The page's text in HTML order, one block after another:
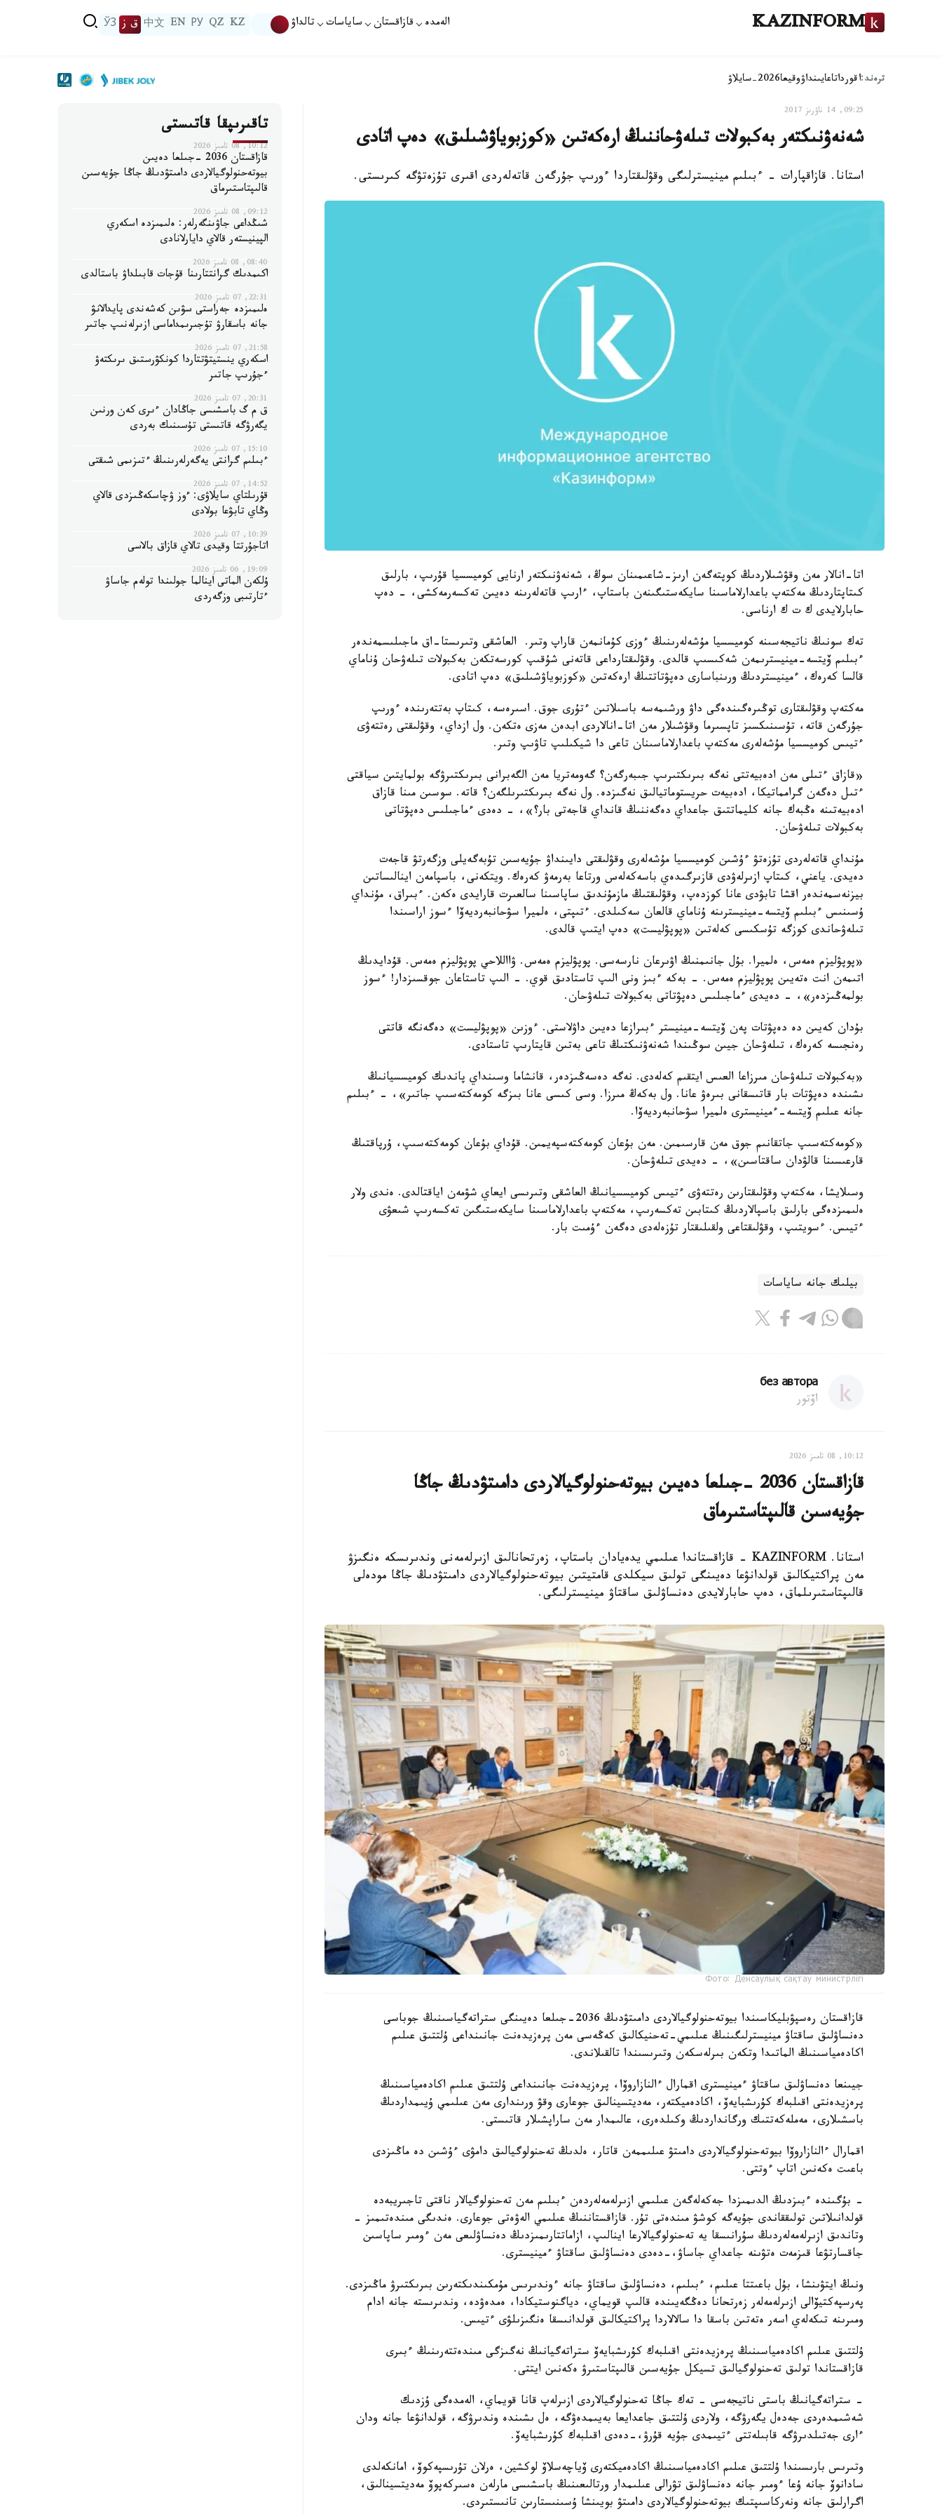
KAZINFORM الەمدە قازاقستان ساياسات تالداۋ KZ
QZ
РУ
EN
中文 ق ز ЎЗ
ترەند:اقورداتاعايىنداۋوقيعا2026-سايلاۋ
09:25, 14 ناۋرىز 2017
شەنەۋنىكتەر بەكبولات تىلەۋحاننىڭ ارەكەتىن «كوزبوياۋشىلىق» دەپ اتادى
استانا. قازاقپارات - ءبىلىم مينيسترلىگى وقۋلىقتاردا ءورىپ جۇرگەن قاتەلەردى اقىرى تۇزەتۋگە كىرىستى.
اتا-انالار مەن وقۋشىلاردىڭ كوپتەگەن ارىز-شاعىمىنان سوڭ، شەنەۋنىكتەر ارنايى كوميسسيا قۇرىپ، بارلىق
كىتاپتاردىڭ مەكتەپ باعدارلاماسىنا سايكەستىگىنەن باستاپ، ءارىپ قاتەلەرىنە دەيىن تەكسەرمەكشى، - دەپ
حابارلايدى ك ت ك ارناسى.
تەك سونىڭ ناتيجەسىنە كوميسسيا مۇشەلەرىنىڭ ءوزى كۇمانمەن قاراپ وتىر. العاشقى وتىرىستا-اق ماجىلىسمەندەر
ءبىلىم ۆيتسە-مينيسترىمەن شەكىسىپ قالدى. وقۋلىقتارداعى قاتەنى شۇقىپ كورسەتكەن بەكبولات تىلەۋحان ۇناماي
قالسا كەرەك، ءمينيستردىڭ ورىنباسارى دەپۋتاتتىڭ ارەكەتىن «كوزبوياۋشىلىق» دەپ اتادى.
مەكتەپ وقۋلىقتارى توڭىرەگىندەگى داۋ ورشىمەسە باسىلاتىن ءتۇرى جوق. اسىرەسە، كىتاپ بەتتەرىندە ءورىپ
جۇرگەن قاتە، تۇسىنىكسىز تاپسىرما وقۋشىلار مەن اتا-انالاردى ابدەن مەزى ەتكەن. ول ازداي، وقۋلىقتى رەتتەۋى
ءتيىس كوميسسيا مۇشەلەرى مەكتەپ باعدارلاماسىنان تاعى دا شيكىلىپ تاۋىپ وتىر.
«قازاق ءتىلى مەن ادەبيەتتى نەگە بىرىكتىرىپ جىبەرگەن؟ گەومەتريا مەن الگەبرانى بىرىكتىرۋگە بولمايتىن سياقتى
ءتىل دەگەن گرامماتيكا، ادەبيەت حريستوماتيالىق نەگىزدە. ول نەگە بىرىكتىرىلگەن؟ قاتە. سوسىن مىنا قازاق
ادەبيەتىنە ەڭبەك جانە كليماتتىق جاعداي دەگەننىڭ قانداي قاجەتى بار؟»، - دەدى ءماجىلىس دەپۋتاتى
بەكبولات تىلەۋحان.
مۇنداي قاتەلەردى تۇزەتۋ ءۇشىن كوميسسيا مۇشەلەرى وقۋلىقتى دايىنداۋ جۇيەسىن تۇبەگەيلى وزگەرتۋ قاجەت
دەيدى. ياعني، كىتاپ ازىرلەۋدى قازىرگىدەي باسەكەلەس ورتاعا بەرمەۋ كەرەك. ويتكەنى، باسپامەن اينالىساتىن
بيزنەسمەندەر اقشا تابۋدى عانا كوزدەپ، وقۋلىقتىڭ مازمۇندىق ساپاسىنا سالعىرت قارايدى ەكەن. ءبىراق، مۇنداي
ۇسىنىس ءبىلىم ۆيتسە-مينيسترىنە ۇناماي قالعان سەكىلدى. ءتىپتى، ەلميرا سۋحانبەرديەۆا ءسوز اراسىندا
تىلەۋحاندى كوزگە تۇسكىسى كەلەتىن «پوپۋليست» دەپ ايتىپ قالدى.
«پوپۋليزم ەمەس، ەلميرا. بۇل جانىمنىڭ اۋىرعان نارسەسى. پوپۋليزم ەمەس. ۋااللاحي پوپۋليزم ەمەس. قۇدايدىڭ
اتىمەن انت ەتەيىن پوپۋليزم ەمەس. - بەكە ءبىز ونى الىپ تاستادىق قوي. - الىپ تاستاعان جوقسىزدار! ءسوز
بولمەڭىزدەر»، - دەيدى ءماجىلىس دەپۋتاتى بەكبولات تىلەۋحان.
بۇدان كەيىن دە دەپۋتات پەن ۆيتسە-مينيستر ءبىرازعا دەيىن داۋلاستى. ءوزىن «پوپۋليست» دەگەنگە قاتتى
رەنجىسە كەرەك، تىلەۋحان جيىن سوڭىندا شەنەۋنىكتىڭ تاعى بەتىن قايتارىپ تاستادى.
«بەكبولات تىلەۋحان مىرزاعا العىس ايتقىم كەلەدى. نەگە دەسەڭىزدەر، قانشاما وسىنداي پاندىك كوميسسيانىڭ
ىشىندە دەپۋتات بار قاتىسقانى بىرەۋ عانا. ول بەكەڭ مىرزا. وسى كىسى عانا بىزگە كومەكتەسىپ جاتىر»، - ءبىلىم
جانە عىلىم ۆيتسە-ءمينيسترى ەلميرا سۋحانبەرديەۆا.
«كومەكتەسىپ جاتقانىم جوق مەن قارسىمىن. مەن بۇعان كومەكتەسپەيمىن. قۇداي بۇعان كومەكتەسىپ، ۇرپاقتىڭ
قارعىسىنا قالۋدان ساقتاسىن»، - دەيدى تىلەۋحان.
وسىلايشا، مەكتەپ وقۋلىقتارىن رەتتەۋى ءتيىس كوميسسيانىڭ العاشقى وتىرىسى ايعاي شۋمەن اياقتالدى. ەندى ولار
ەلىمىزدەگى بارلىق باسپالاردىڭ كىتابىن تەكسەرىپ، مەكتەپ باعدارلاماسىنا سايكەستىگىن تەكسەرىپ شىعۋى
ءتيىس. ءسويتىپ، وقۋلىقتاعى ولقىلىقتار تۇزەلەدى دەگەن ءۇمىت بار.
بيلىك جانە ساياسات
без автора
اۆتور
10:12, 08 تامىز 2026
قازاقستان 2036 -جىلعا دەيىن بيوتەحنولوگيالاردى دامىتۋدىڭ جاڭا
جۇيەسىن قالىپتاستىرماق
استانا. KAZINFORM - قازاقستاندا عىلىمي يدەيادان باستاپ، زەرتحانالىق ازىرلەمەنى وندىرىسكە ەنگىزۋ
مەن پراكتيكالىق قولدانۋعا دەيىنگى تولىق سيكلدى قامتيتىن بيوتەحنولوگيالاردى دامىتۋدىڭ جاڭا مودەلى
قالىپتاستىرىلماق، دەپ حابارلايدى دەنساۋلىق ساقتاۋ مينيسترلىگى.
Фото: Денсаулық сақтау министрлігі
قازاقستان رەسپۋبليكاسىندا بيوتەحنولوگيالاردى دامىتۋدىڭ 2036-جىلعا دەيىنگى ستراتەگياسىنىڭ جوباسى
دەنساۋلىق ساقتاۋ مينيسترلىگىنىڭ عىلىمي-تەحنيكالىق كەڭەسى مەن پرەزيدەنت جانىنداعى ۇلتتىق عىلىم
اكادەمياسىنىڭ الماتىدا وتكەن بىرلەسكەن وتىرىسىندا تالقىلاندى.
جيىنعا دەنساۋلىق ساقتاۋ ءمينيسترى اقمارال ءالنازاروۆا، پرەزيدەنت جانىنداعى ۇلتتىق عىلىم اكادەمياسىنىڭ
پرەزيدەنتى اقىلبەك كۇرىشبايەۆ، اكادەميكتەر، مەديتسينالىق جوعارى وقۋ ورىندارى مەن عىلىمي ۇيىمداردىڭ
باسشىلارى، مەملەكەتتىك ورگانداردىڭ وكىلدەرى، عالىمدار مەن ساراپشىلار قاتىستى.
اقمارال ءالنازاروۆا بيوتەحنولوگيالاردى دامىتۋ عىلىممەن قاتار، ەلدىڭ تەحنولوگيالىق دامۋى ءۇشىن دە ماڭىزدى
باعىت ەكەنىن اتاپ ءوتتى.
- بۇگىندە ءبىزدىڭ الدىمىزدا جەكەلەگەن عىلىمي ازىرلەمەلەردەن ءبىلىم مەن تەحنولوگيالار ناقتى تاجىريبەدە
قولدانىلاتىن تولىققاندى جۇيەگە كوشۋ مىندەتى تۇر. قازاقستاننىڭ عىلىمي الەۋەتى جوعارى. ەندىگى مىندەتىمىز -
وتاندىق ازىرلەمەلەردىڭ سۇرانىسقا يە تەحنولوگيالارعا اينالىپ، ازاماتتارىمىزدىڭ دەنساۋلىعى مەن ءومىر ساپاسىن
جاقسارتۋعا قىزمەت ەتۋىنە جاعداي جاساۋ،-دەدى دەنساۋلىق ساقتاۋ ءمينيسترى.
ونىڭ ايتۋىنشا، بۇل باعىتتا عىلىم، ءبىلىم، دەنساۋلىق ساقتاۋ جانە ءوندىرىس مۇمكىندىكتەرىن بىرىكتىرۋ ماڭىزدى.
پەرسپەكتيۆالى ازىرلەمەلەر زەرتحانا دەڭگەيىندە قالىپ قويماي، دياگنوستيكادا، ەمدەۋدە، وندىرىستە جانە ادام
ومىرىنە تىكەلەي اسەر ەتەتىن باسقا دا سالالاردا پراكتيكالىق قولدانىسقا ەنگىزىلۋى ءتيىس.
ۇلتتىق عىلىم اكادەمياسىنىڭ پرەزيدەنتى اقىلبەك كۇرىشبايەۆ ستراتەگيانىڭ نەگىزگى مىندەتتەرىنىڭ ءبىرى
قازاقستاندا تولىق تەحنولوگيالىق تسيكل جۇيەسىن قالىپتاستىرۋ ەكەنىن ايتتى.
- ستراتەگيانىڭ باستى ناتيجەسى - تەك جاڭا تەحنولوگيالاردى ازىرلەپ قانا قويماي، الەمدەگى ۇزدىك
شەشىمدەردى جەدەل يگەرۋگە، ولاردى ۇلتتىق جاعدايعا بەيىمدەۋگە، ەل ىشىندە وندىرۋگە، قولدانۋعا جانە ودان
ءارى جەتىلدىرۋگە قابىلەتتى ءتيىمدى جۇيە قۇرۋ،-دەدى اقىلبەك كۇرىشبايەۆ.
وتىرىس بارىسىندا ۇلتتىق عىلىم اكادەمياسىنىڭ اكادەميكتەرى ۆياچەسلاۆ لوكشين، ەرلان تۇرىسپەكوۆ، امانكەلدى
سادانوۆ جانە ۇعا ءومىر جانە دەنساۋلىق تۋرالى عىلىمدار ورتالىعىنىڭ باسشىسى مارلەن ەسىركەپوۆ مەديتسينالىق،
اگرارلىق جانە ونەركاسىپتىك بيوتەحنولوگيالاردى دامىتۋ بويىنشا ۇسىنىستارىن تانىستىردى.
تاقىرىپقا قاتىستى
10:12, 08 تامىز 2026
قازاقستان 2036 -جىلعا دەيىن
بيوتەحنولوگيالاردى دامىتۋدىڭ جاڭا جۇيەسىن
قالىپتاستىرماق
09:12, 08 تامىز 2026
شىڭداعى جاۋىنگەرلەر: ەلىمىزدە اسكەري
الپينيستەر قالاي دايارلانادى
08:40, 08 تامىز 2026
اكىمدىك گرانتتارىنا قۇجات قابىلداۋ باستالدى
22:31, 07 تامىز 2026
ەلىمىزدە جەراستى سۋىن كەشەندى پايدالانۋ
جانە باسقارۋ تۇجىرىمداماسى ازىرلەنىپ جاتىر
21:58, 07 تامىز 2026
اسكەري ينستيتۋتتاردا كونكۋرستىق ىرىكتەۋ
ءجۇرىپ جاتىر
20:31, 07 تامىز 2026
ق م گ باسشىسى جاڭادان ءىرى كەن ورنىن
يگەرۋگە قاتىستى تۇسىنىك بەردى
15:10, 07 تامىز 2026
ءبىلىم گرانتى يەگەرلەرىنىڭ ءتىزىمى شىقتى
14:52, 07 تامىز 2026
قۇرىلتاي سايلاۋى: ءوز ۋچاسكەڭىزدى قالاي
وڭاي تابۋعا بولادى
10:39, 07 تامىز 2026
اتاجۇرتتا وقيدى تالاي قازاق بالاسى
19:09, 06 تامىز 2026
ۇلكەن الماتى اينالما جولىندا تولەم جاساۋ
ءتارتىبى وزگەردى